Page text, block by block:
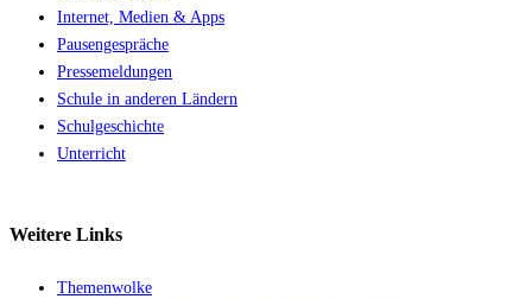
Internet, Medien & Apps
Pausengespräche
Pressemeldungen
Schule in anderen Ländern
Schulgeschichte
Unterricht
Weitere Links
Themenwolke